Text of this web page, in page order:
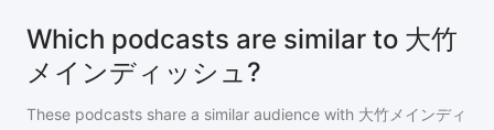
Which podcasts are similar to 大竹
メインディッシュ?
These podcasts share a similar audience with 大竹メインディ